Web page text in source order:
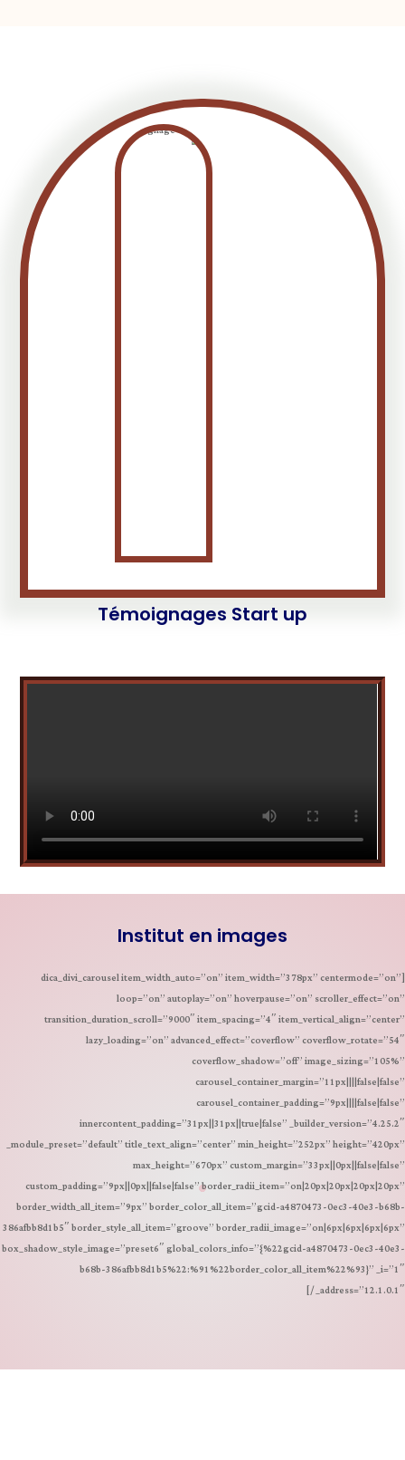
Témoignages Start up
Institut en images
[dica_divi_carousel item_width_auto=”on” item_width=”378px” centermode=”on”
loop=”on” autoplay=”on” hoverpause=”on” scroller_effect=”on”
transition_duration_scroll=”9000″ item_spacing=”4″ item_vertical_align=”center”
lazy_loading=”on” advanced_effect=”coverflow” coverflow_rotate=”54″
coverflow_shadow=”off” image_sizing=”105%”
carousel_container_margin=”11px||||false|false”
carousel_container_padding=”9px||||false|false”
innercontent_padding=”31px||31px||true|false” _builder_version=”4.25.2″
_module_preset=”default” title_text_align=”center” min_height=”252px” height=”420px”
max_height=”670px” custom_margin=”33px||0px||false|false”
custom_padding=”9px||0px||false|false” border_radii_item=”on|20px|20px|20px|20px”
border_width_all_item=”9px” border_color_all_item=”gcid-a4870473-0ec3-40e3-b68b-
386afbb8d1b5″ border_style_all_item=”groove” border_radii_image=”on|6px|6px|6px|6px”
box_shadow_style_image=”preset6″ global_colors_info=”{%22gcid-a4870473-0ec3-40e3-
b68b-386afbb8d1b5%22:%91%22border_color_all_item%22%93}” _i=”1″
_address=”12.1.0.1″ /]